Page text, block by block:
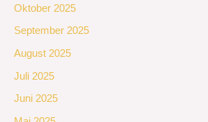
Oktober 2025
September 2025
August 2025
Juli 2025
Juni 2025